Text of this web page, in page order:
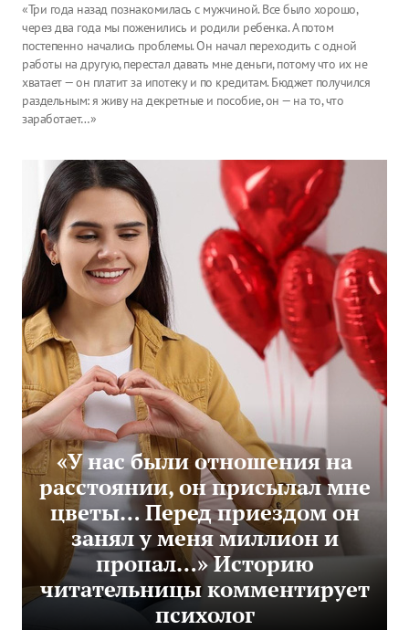
«Три года назад познакомилась с мужчиной. Все было хорошо,
через два года мы поженились и родили ребенка. А потом
постепенно начались проблемы. Он начал переходить с одной
работы на другую, перестал давать мне деньги, потому что их не
хватает — он платит за ипотеку и по кредитам. Бюджет получился
раздельным: я живу на декретные и пособие, он — на то, что
заработает…»
«У нас были отношения на
расстоянии, он присылал мне
цветы… Перед приездом он
занял у меня миллион и
пропал…» Историю
читательницы комментирует
психолог